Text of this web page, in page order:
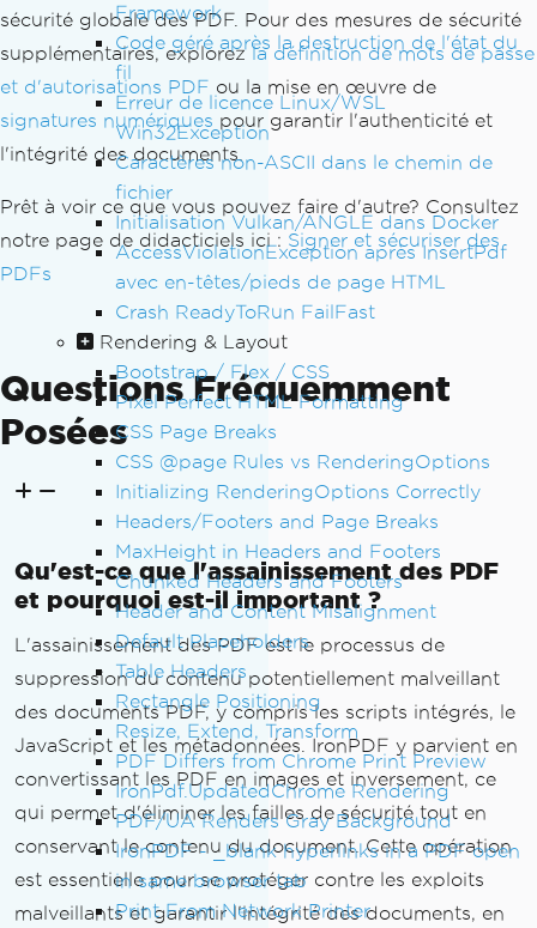
Framework
Code géré après la destruction de l'état du
fil
Erreur de licence Linux/WSL
Win32Exception
Caractères non-ASCII dans le chemin de
fichier
Initialisation Vulkan/ANGLE dans Docker
AccessViolationException après InsertPdf
avec en-têtes/pieds de page HTML
Crash ReadyToRun FailFast
Rendering & Layout
Bootstrap / Flex / CSS
Pixel Perfect HTML Formatting
CSS Page Breaks
CSS @page Rules vs RenderingOptions
Initializing RenderingOptions Correctly
Headers/Footers and Page Breaks
MaxHeight in Headers and Footers
Chunked Headers and Footers
Header and Content Misalignment
Default Placeholders
Table Headers
Rectangle Positioning
Resize, Extend, Transform
PDF Differs from Chrome Print Preview
IronPdf.UpdatedChrome Rendering
PDF/UA Renders Gray Background
IronPDF - _blank hyperlinks in a PDF open
in same browser tab
Print From Network Printer
sécurité globale des PDF. Pour des mesures de sécurité
supplémentaires, explorez la définition de mots de passe
et d'autorisations PDF ou la mise en œuvre de
signatures numériques pour garantir l'authenticité et
l'intégrité des documents.
Prêt à voir ce que vous pouvez faire d'autre? Consultez
notre page de didacticiels ici : Signer et sécuriser des
PDFs
Questions Fréquemment
Posées
Qu'est-ce que l'assainissement des PDF
et pourquoi est-il important ?
L'assainissement des PDF est le processus de
suppression du contenu potentiellement malveillant
des documents PDF, y compris les scripts intégrés, le
JavaScript et les métadonnées. IronPDF y parvient en
convertissant les PDF en images et inversement, ce
qui permet d'éliminer les failles de sécurité tout en
conservant le contenu du document. Cette opération
est essentielle pour se protéger contre les exploits
malveillants et garantir l'intégrité des documents, en